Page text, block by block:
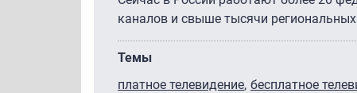
каналов и свыше тысячи
Темы
платное телевидение бесплатное